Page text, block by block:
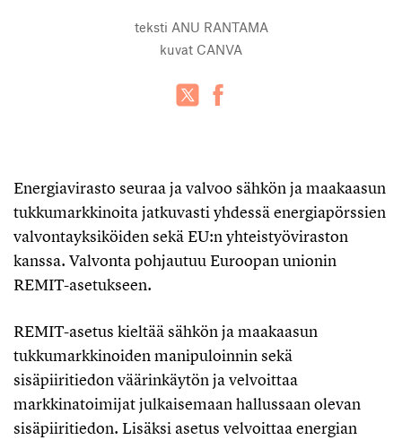
teksti ANU RANTAMA
kuvat CANVA
Energiavirasto seuraa ja valvoo sähkön ja maakaasun
tukkumarkkinoita jatkuvasti yhdessä energiapörssien
valvontayksiköiden sekä EU:n yhteistyöviraston
kanssa. Valvonta pohjautuu Euroopan unionin
REMIT-asetukseen.
REMIT-asetus kieltää sähkön ja maakaasun
tukkumarkkinoiden manipuloinnin sekä
sisäpiiritiedon väärinkäytön ja velvoittaa
markkinatoimijat julkaisemaan hallussaan olevan
sisäpiiritiedon. Lisäksi asetus velvoittaa energian